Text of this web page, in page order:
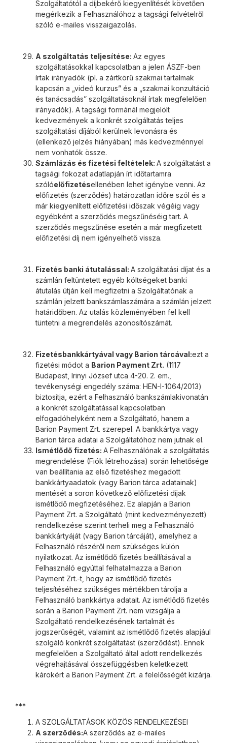
Szolgáltatótól a díjbekérő kiegyenlítését követően
megérkezik a Felhasználóhoz a tagsági felvételről
szóló e-mailes visszaigazolás.
A szolgáltatás teljesítése: Az egyes
szolgáltatásokkal kapcsolatban a jelen ÁSZF-ben
írtak irányadók (pl. a zártkörű szakmai tartalmak
kapcsán a „videó kurzus” és a „szakmai konzultáció
és tanácsadás” szolgáltatásoknál írtak megfelelően
irányadók). A tagsági formánál megjelölt
kedvezmények a konkrét szolgáltatás teljes
szolgáltatási díjából kerülnek levonásra és
(ellenkező jelzés hiányában) más kedvezménnyel
nem vonhatók össze.
Számlázás és fizetési feltételek: A szolgáltatást a
tagsági fokozat adatlapján írt időtartamra
szólóelőfizetésellenében lehet igénybe venni. Az
előfizetés (szerződés) határozatlan időre szól és a
már kiegyenlített előfizetési időszak végéig vagy
egyébként a szerződés megszűnéséig tart. A
szerződés megszűnése esetén a már megfizetett
előfizetési díj nem igényelhető vissza.
Fizetés banki átutalással: A szolgáltatási díjat és a
számlán feltüntetett egyéb költségeket banki
átutalás útján kell megfizetni a Szolgáltatónak a
számlán jelzett bankszámlaszámára a számlán jelzett
határidőben. Az utalás közleményében fel kell
tüntetni a megrendelés azonosítószámát.
Fizetésbankkártyával vagy Barion tárcával:ezt a
fizetési módot a Barion Payment Zrt. (1117
Budapest, Irinyi József utca 4-20. 2. em.,
tevékenységi engedély száma: HEN-I-1064/2013)
biztosítja, ezért a Felhasználó bankszámlakivonatán
a konkrét szolgáltatással kapcsolatban
elfogadóhelyként nem a Szolgáltató, hanem a
Barion Payment Zrt. szerepel. A bankkártya vagy
Barion tárca adatai a Szolgáltatóhoz nem jutnak el.
Ismétlődő fizetés: A Felhasználónak a szolgáltatás
megrendelése (Fiók létrehozása) során lehetősége
van beállítania az első fizetéshez megadott
bankkártyaadatok (vagy Barion tárca adatainak)
mentését a soron következő előfizetési díjak
ismétlődő megfizetéséhez. Ez alapján a Barion
Payment Zrt. a Szolgáltató (mint kedvezményezett)
rendelkezése szerint terheli meg a Felhasználó
bankkártyáját (vagy Barion tárcáját), amelyhez a
Felhasználó részéről nem szükséges külön
nyilatkozat. Az ismétlődő fizetés beállításával a
Felhasználó egyúttal felhatalmazza a Barion
Payment Zrt.-t, hogy az ismétlődő fizetés
teljesítéséhez szükséges mértékben tárolja a
Felhasználó bankkártya adatait. Az ismétlődő fizetés
során a Barion Payment Zrt. nem vizsgálja a
Szolgáltató rendelkezésének tartalmát és
jogszerűségét, valamint az ismétlődő fizetés alapjául
szolgáló konkrét szolgáltatást (szerződést). Ennek
megfelelően a Szolgáltató által adott rendelkezés
végrehajtásával összefüggésben keletkezett
károkért a Barion Payment Zrt. a felelősségét kizárja.
***
A SZOLGÁLTATÁSOK KÖZÖS RENDELKEZÉSEI
A szerződés:A szerződés az e-mailes